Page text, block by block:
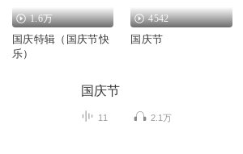
1.6万
国庆特辑（国庆节快
乐）
4542
国庆节
国庆节
11 2.1万